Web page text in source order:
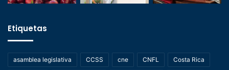
Etiquetas
asamblea legislativa CCSS cne CNFL Costa Rica